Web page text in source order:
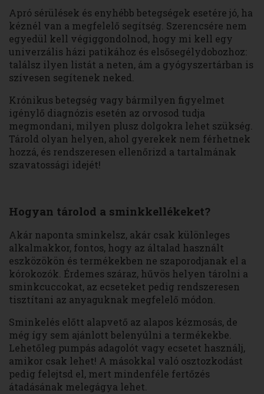
Apró sérülések és enyhébb betegségek esetére jó, ha
kéznél van a megfelelő segítség. Szerencsére nem
egyedül kell végiggondolnod, hogy mi kell egy
univerzális házi patikához és elsősegélydobozhoz:
találsz ilyen listát a neten, ám a gyógyszertárban is
szívesen segítenek neked.
Krónikus betegség vagy bármilyen figyelmet
igénylő diagnózis esetén az orvosod tudja
megmondani, milyen plusz dolgokra lehet szükség.
Tárold olyan helyen, ahol gyerekek nem férhetnek
hozzá, és rendszeresen ellenőrizd a tartalmának
szavatossági idejét!
Hogyan tárolod a sminkkellékeket?
Akár naponta sminkelsz, akár csak különleges
alkalmakkor, fontos, hogy az általad használt
eszközökön és termékekben ne szaporodjanak el a
kórokozók. Érdemes száraz, hűvös helyen tárolni a
sminkcuccokat, az ecseteket pedig rendszeresen
tisztítani az anyaguknak megfelelő módon.
Sminkelés előtt alapvető az alapos kézmosás, de
még így sem ajánlott belenyúlni a termékekbe.
Lehetőleg pumpás adagolót vagy ecsetet használj,
amikor csak lehet! A másokkal való osztozkodást
pedig felejtsd el, mert mindenféle fertőzés
átadásának melegágya lehet.